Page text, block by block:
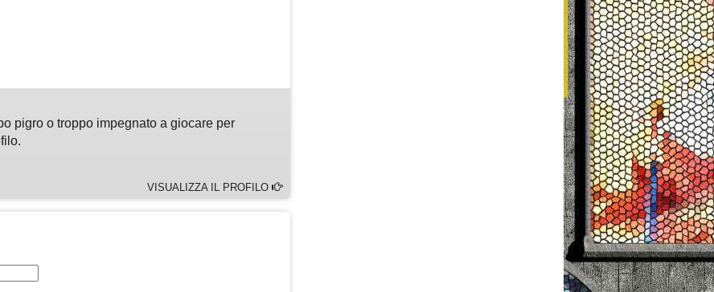
pigro o troppo impegnato a giocare per
VISUALIZZA IL PROFILO